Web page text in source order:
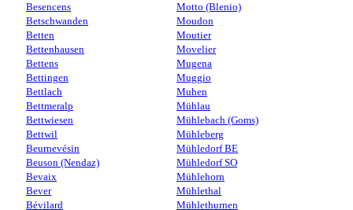
Besencens
Betschwanden
Betten
Bettenhausen
Bettens
Bettingen
Bettlach
Bettmeralp
Bettwiesen
Bettwil
Beurnevésin
Beuson (Nendaz)
Bevaix
Bever
Bévilard
Motto (Blenio)
Moudon
Moutier
Movelier
Mugena
Muggio
Muhen
Mühlau
Mühlebach (Goms)
Mühleberg
Mühledorf BE
Mühledorf SO
Mühlehorn
Mühlethal
Mühlethurnen